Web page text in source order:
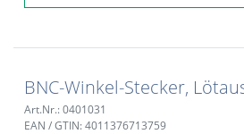
BNC-Winkel-Stecker,
Art.Nr.: 0401031
EAN / GTIN: 4011376713759